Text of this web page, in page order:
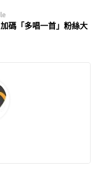
碼「多唱一首」粉絲大